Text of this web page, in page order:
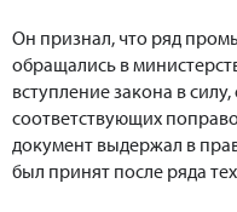
Он признал, что ряд
обращались в
вступление закона в
соответствующих
документ выдержал в
был принят после ряда